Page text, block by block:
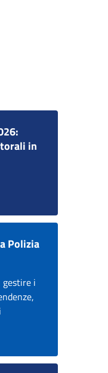
in
Polizia
i